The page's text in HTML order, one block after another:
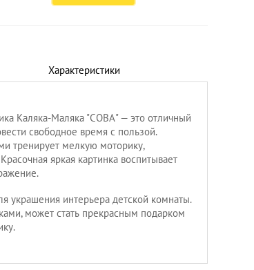
Характеристики
Каляка-Маляка "СОВА" — это отличный
свободное время с пользой.
тренирует мелкую моторику,
яркая картинка воспитывает
украшения интерьера детской комнаты.
может стать прекрасным подарком